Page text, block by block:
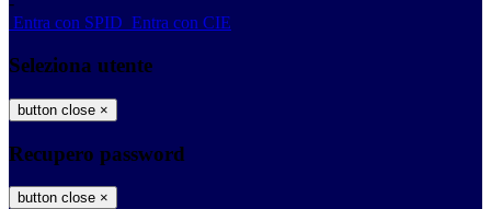
Entra con SPID Entra con CIE
Seleziona utente
button close ×
Recupero password
button close ×